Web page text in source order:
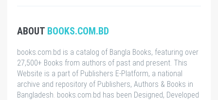
ABOUT BOOKS.COM.BD
books.com.bd is a catalog of Bangla Books, featuring over
27,500+ Books from authors of past and present. This
Website is a part of Publishers E-Platform, a national
archive and repository of Publishers, Authors & Books in
Bangladesh. books.com.bd has been Designed, Developed